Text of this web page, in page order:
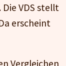
VDS stellt
erscheint